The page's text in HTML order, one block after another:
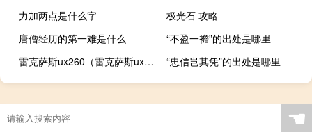
力加两点是什么字
极光石 攻略
唐僧经历的第一难是什么
“不盈一襜”的出处是哪里
雷克萨斯ux260（雷克萨斯ux怎么样?）
“忠信岂其凭”的出处是哪里
☚